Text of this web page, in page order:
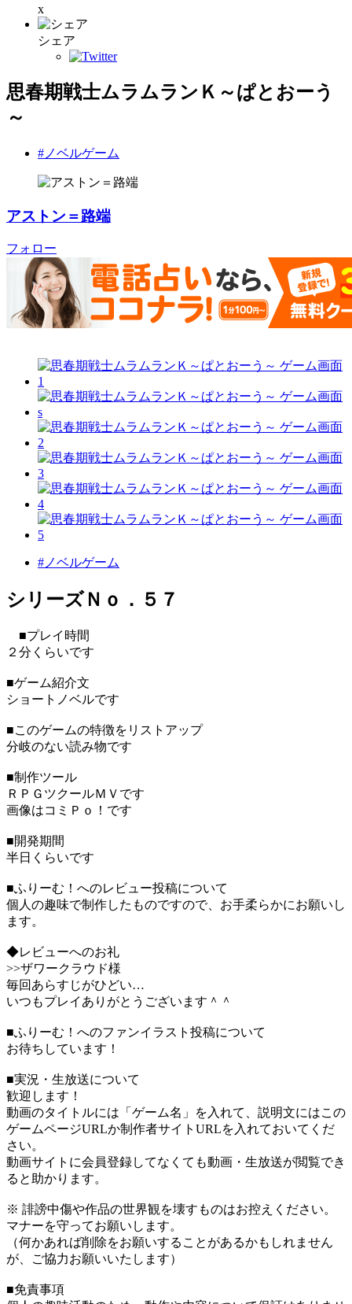
x
シェア
思春期戦士ムラムランＫ～ぱとおーう
～
#ノベルゲーム
アストン＝路端
フォロー
#ノベルゲーム
シリーズＮｏ．５７
■プレイ時間
２分くらいです
■ゲーム紹介文
ショートノベルです
■このゲームの特徴をリストアップ
分岐のない読み物です
■制作ツール
ＲＰＧツクールＭＶです
画像はコミＰｏ！です
■開発期間
半日くらいです
■ふりーむ！へのレビュー投稿について
個人の趣味で制作したものですので、お手柔らかにお願いし
ます。
◆レビューへのお礼
>>ザワークラウド様
毎回あらすじがひどい…
いつもプレイありがとうございます＾＾
■ふりーむ！へのファンイラスト投稿について
お待ちしています！
■実況・生放送について
歓迎します！
動画のタイトルには「ゲーム名」を入れて、説明文にはこの
ゲームページURLか制作者サイトURLを入れておいてくだ
さい。
動画サイトに会員登録してなくても動画・生放送が閲覧でき
ると助かります。
※ 誹謗中傷や作品の世界観を壊すものはお控えください。
マナーを守ってお願いします。
（何かあれば削除をお願いすることがあるかもしれません
が、ご協力お願いいたします）
■免責事項